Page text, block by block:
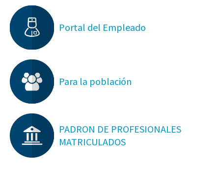
Portal del Empleado
Para la población
PADRON DE PROFESIONALES
MATRICULADOS